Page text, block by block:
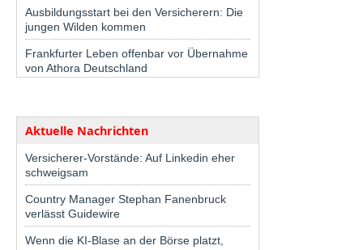
Ausbildungsstart bei den Versicherern: Die
jungen Wilden kommen
Frankfurter Leben offenbar vor Übernahme
von Athora Deutschland
Aktuelle Nachrichten
Versicherer-Vorstände: Auf Linkedin eher
schweigsam
Country Manager Stephan Fanenbruck
verlässt Guidewire
Wenn die KI-Blase an der Börse platzt,